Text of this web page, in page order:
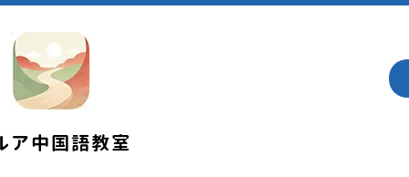
ア中国語教室